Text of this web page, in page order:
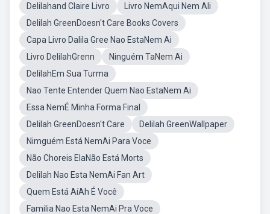
Delilahand Claire Livro
Livro NemAqui Nem Ali
Delilah GreenDoesn't Care Books Covers
Capa Livro Dalila Gree Nao EstaNem Ai
Livro DelilahGrenn
Ninguém TaNem Ai
DelilahEm Sua Turma
Nao Tente Entender Quem Nao EstaNem Ai
Essa NemÉ Minha Forma Final
Delilah GreenDoesn't Care
Delilah GreenWallpaper
Nimguém Está NemAi Para Voce
Não Choreis ElaNão Está Morts
Delilah Nao Esta NemAi Fan Art
Quem Está AíAh É Você
Familia Nao Esta NemAi Pra Voce